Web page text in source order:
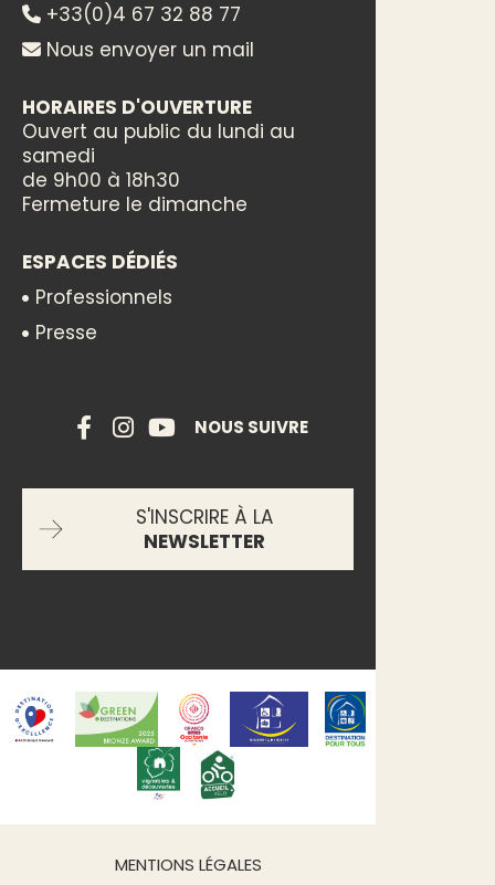
+33(0)4 67 32 88 77
Nous envoyer un mail
HORAIRES D'OUVERTURE
Ouvert au public du lundi au
samedi
de 9h00 à 18h30
Fermeture le dimanche
ESPACES DÉDIÉS
Professionnels
Presse
NOUS SUIVRE
S'INSCRIRE À LA
NEWSLETTER
MENTIONS LÉGALES